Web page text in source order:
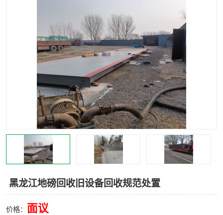
黑龙江地磅回收旧设备回收规范处置
价格： 面议
装载机电子秤 输送机
半自动输送机 全自动输送机
冷却塔 食品螺旋塔
撕碎机 木材撕碎机
塑料撕碎机 金属撕碎机